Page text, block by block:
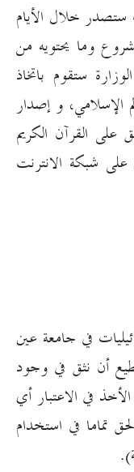
خلال الأيام
وما يحتويه من
ستقوم باتخاذ
الإسلامي، و إصدار
على القرآن الكريم
شبكة الانترنت
في جامعة عين
أن نثق في وجود
في الاعتبار أي
تماما في استخدام